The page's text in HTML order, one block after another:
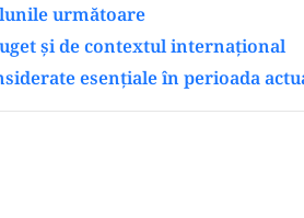
următoare
și de contextul internațional
esențiale în perioada